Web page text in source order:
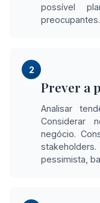
possível
preocupantes.
2
Prever a
Analisar
Considerar
negócio.
pessimista,